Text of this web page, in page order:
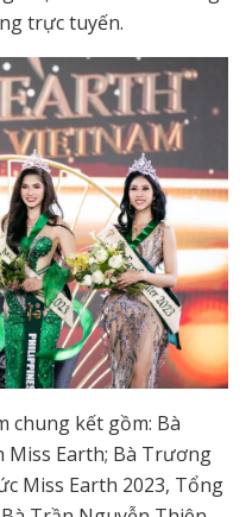
trực tuyến.
chung kết gồm: Bà
Miss Earth; Bà Trương
Miss Earth 2023, Tổng